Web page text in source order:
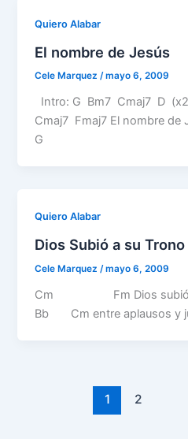
Quiero Alabar
El nombre de Jesús
Cele Marquez/mayo 6, 2009
Intro: G Bm7
Cmaj7 Fmaj7 El nombre
G
Quiero Alabar
Dios Subió a su Trono
Cele Marquez/mayo 6, 2009
Cm Fm Dios
Bb Cm entre
1 2